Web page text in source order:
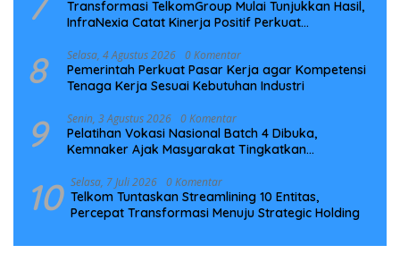
Transformasi TelkomGroup Mulai Tunjukkan Hasil,
InfraNexia Catat Kinerja Positif Perkuat
8 Selasa, 4 Agustus 2026 0 Komentar
Pemerintah Perkuat Pasar Kerja agar Kompetensi
Tenaga Kerja Sesuai Kebutuhan Industri
9 Senin, 3 Agustus 2026 0 Komentar
Pelatihan Vokasi Nasional Batch 4 Dibuka,
Kemnaker Ajak Masyarakat Tingkatkan
10 Selasa, 7 Juli 2026 0 Komentar
Telkom Tuntaskan Streamlining 10 Entitas,
Percepat Transformasi Menuju Strategic Holding